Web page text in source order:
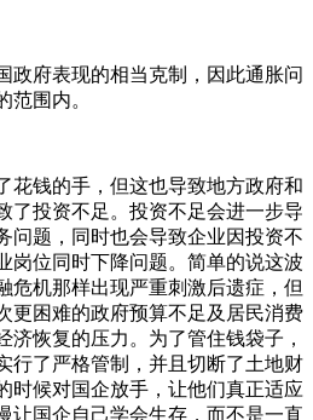
政府表现的相当克制，因此通胀问
范围内。
花钱的手，但这也导致地方政府和
了投资不足。投资不足会进一步导
问题，同时也会导致企业因投资不
岗位同时下降问题。简单的说这波
危机那样出现严重刺激后遗症，但
更困难的政府预算不足及居民消费
济恢复的压力。为了管住钱袋子，
行了严格管制，并且切断了土地财
时候对国企放手，让他们真正适应
让国企自己学会生存，而不是一直